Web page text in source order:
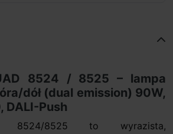
8524 / 8525 – lampa
dół (dual emission) 90W,
DALI-Push
8524/8525 to wyrazista,